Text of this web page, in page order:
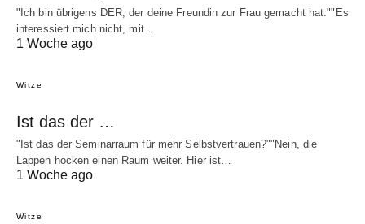
"Ich bin übrigens DER, der deine Freundin zur Frau gemacht hat.""Es
interessiert mich nicht, mit…
1 Woche ago
Witze
Ist das der …
"Ist das der Seminarraum für mehr Selbstvertrauen?""Nein, die
Lappen hocken einen Raum weiter. Hier ist…
1 Woche ago
Witze